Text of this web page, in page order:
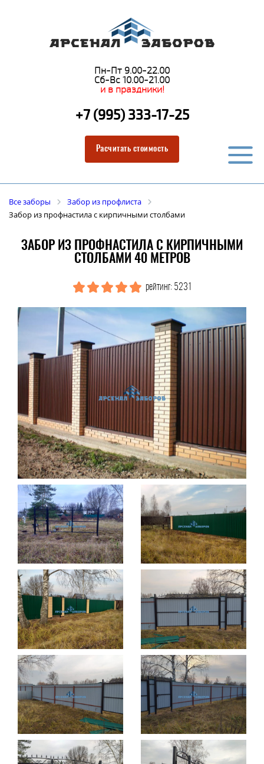
Пн-Пт 9.00-22.00
Сб-Вс 10.00-21.00
и в праздники!
+7 (995) 333-17-25
Расчитать стоимость
Все заборы
Забор из профлиста
Забор из профнастила с кирпичными столбами
ЗАБОР ИЗ ПРОФНАСТИЛА С КИРПИЧНЫМИ
СТОЛБАМИ 40 МЕТРОВ
рейтинг: 5231